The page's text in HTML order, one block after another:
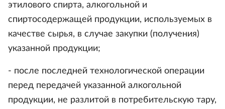
этилового спирта, алкогольной и
спиртосодержащей продукции, используемых в
качестве сырья, в случае закупки (получения)
указанной продукции;
- после последней технологической операции
перед передачей указанной алкогольной
продукции, не разлитой в потребительскую тару,